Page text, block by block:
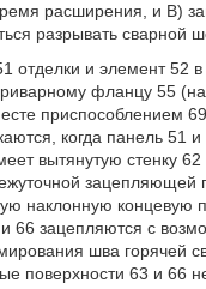
расширения, и B)
разрывать сварной
отделки и элемент 52
фланцу 55
приспособлением
когда панель
вытянутую стенку
зацепляющей
наклонную концевую
66 зацепляются с
шва горячей
поверхности 63 и 66